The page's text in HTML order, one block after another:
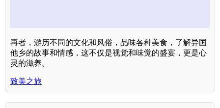
再者，游历不同的文化和风俗，品味各种美食，了解异国
他乡的故事和情感，这不仅是视觉和味觉的盛宴，更是心
灵的滋养。
致美之旅